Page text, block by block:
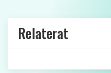
Relaterat